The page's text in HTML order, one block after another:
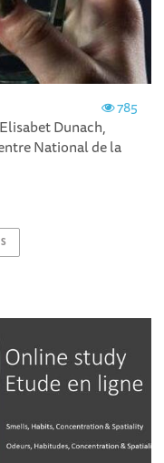
785
Dunach,
National de la